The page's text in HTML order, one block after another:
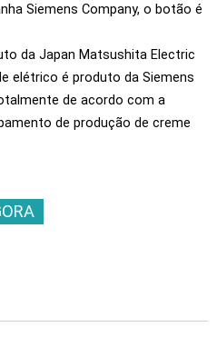
Siemens Company, o botão é
da Japan Matsushita Electric
elétrico é produto da Siemens
de acordo com a
de produção de creme